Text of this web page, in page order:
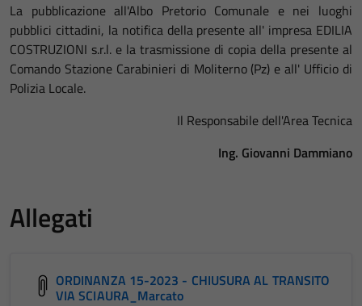
La pubblicazione all'Albo Pretorio Comunale e nei luoghi
pubblici cittadini, la notifica della presente all' impresa EDILIA
COSTRUZIONI s.r.l. e la trasmissione di copia della presente al
Comando Stazione Carabinieri di Moliterno (Pz) e all' Ufficio di
Polizia Locale.
Il Responsabile dell'Area Tecnica
Ing. Giovanni Dammiano
Allegati
ORDINANZA 15-2023 - CHIUSURA AL TRANSITO
VIA SCIAURA_Marcato